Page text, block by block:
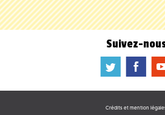
Suivez-
a b
Crédits et mention